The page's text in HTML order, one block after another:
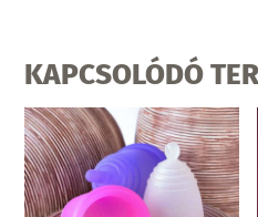
a
választhatók
ki
KAPCSOLÓDÓ